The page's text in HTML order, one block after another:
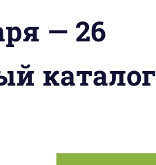
— 26
каталог